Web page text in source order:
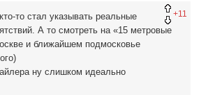
+11
то стал указывать реальные
А то смотреть на «15 метровые
и ближайшем подмосковье
ну слишком идеально